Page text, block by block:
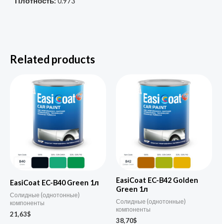
Related products
EasiCoat EC-B40 Green 1л
Солидные (однотонные)
компоненты
21,63$
EasiCoat EC-B42 Golden
Green 1л
Солидные (однотонные)
компоненты
38,70$